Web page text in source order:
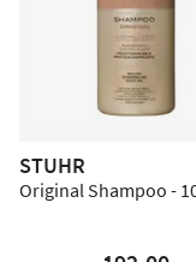
STUHR
Original Shampoo -